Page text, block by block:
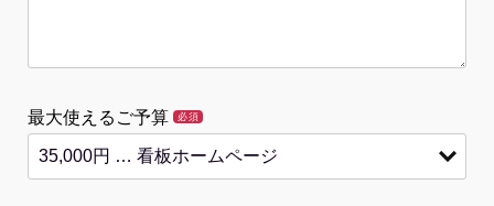
最大使えるご予算 必須